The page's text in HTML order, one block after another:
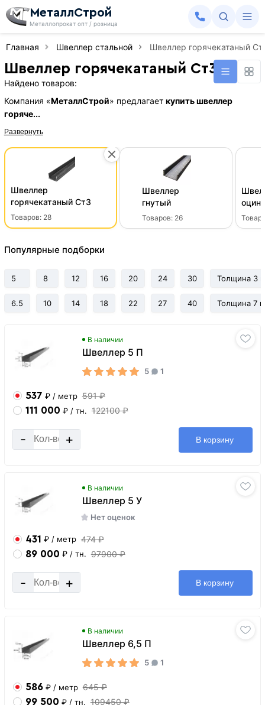
МеталлСтрой
Металлопрокат опт / розница
Главная Швеллер стальной Швеллер горячекатаный
Швеллер горячекатаный Ст3
Найдено товаров:
Компания «МеталлСтрой» предлагает купить швеллер
горяче...
Развернуть
Швеллер
горячекатаный Ст3
Товаров: 28
Швеллер
гнутый
Товаров: 26
Популярные подборки
5
6.5
8
10
12
14
16
18
20
22
24
27
30
40
Толщина 3
Толщина 7
В наличии
Швеллер 5 П
5 1
537 ₽ / метр 591 ₽
111 000 ₽ / тн. 122100 ₽
- + В корзину
В наличии
Швеллер 5 У
Нет оценок
431 ₽ / метр 474 ₽
89 000 ₽ / тн. 97900 ₽
- + В корзину
В наличии
Швеллер 6,5 П
5 1
586 ₽ / метр 645 ₽
99 500 ₽ / тн. 109450 ₽